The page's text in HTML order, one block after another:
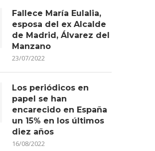
Fallece María Eulalia,
esposa del ex Alcalde
de Madrid, Álvarez del
Manzano
23/07/2022
Los periódicos en
papel se han
encarecido en España
un 15% en los últimos
diez años
16/08/2022